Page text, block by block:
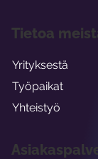
Tietoa
Yrityksestä
Työpaikat
Yhteistyö